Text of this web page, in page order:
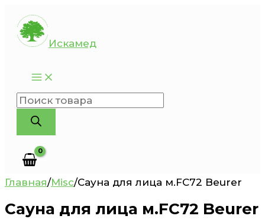
Перейти
содержимому
Искамед
Поиск
товаров
Главная/Misc/Сауна для лица м.FC72 Beurer
Сауна для лица м.FC72 Beurer